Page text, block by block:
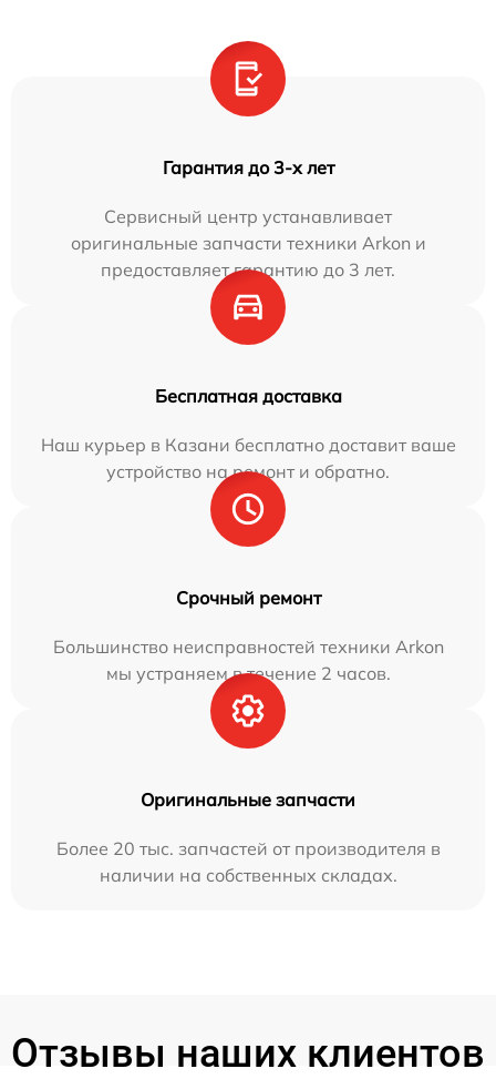
Гарантия до 3-х лет
Сервисный центр устанавливает
оригинальные запчасти техники Arkon и
предоставляет гарантию до 3 лет.
Бесплатная доставка
Наш курьер в Казани бесплатно доставит ваше
устройство на ремонт и обратно.
Срочный ремонт
Большинство неисправностей техники Arkon
мы устраняем в течение 2 часов.
Оригинальные запчасти
Более 20 тыс. запчастей от производителя в
наличии на собственных складах.
Отзывы наших клиентов